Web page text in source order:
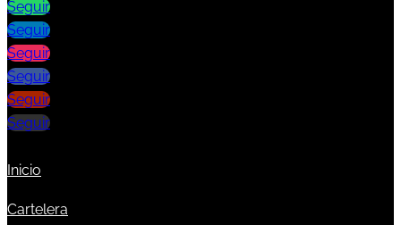
Seguir
Seguir
Seguir
Seguir
Seguir
Seguir
Inicio
Cartelera